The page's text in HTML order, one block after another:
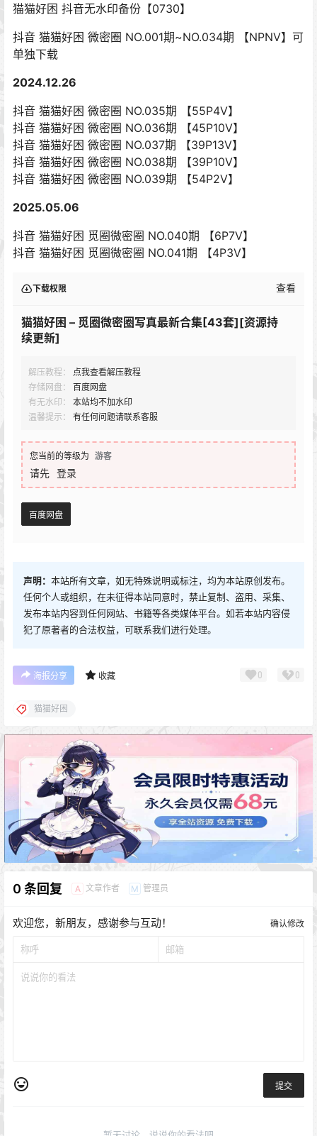
猫猫好困 抖音无水印备份【0730】
抖音 猫猫好困 微密圈 NO.001期~NO.034期 【NPNV】可
单独下载
2024.12.26
抖音 猫猫好困 微密圈 NO.035期 【55P4V】
抖音 猫猫好困 微密圈 NO.036期 【45P10V】
抖音 猫猫好困 微密圈 NO.037期 【39P13V】
抖音 猫猫好困 微密圈 NO.038期 【39P10V】
抖音 猫猫好困 微密圈 NO.039期 【54P2V】
2025.05.06
抖音 猫猫好困 觅圈微密圈 NO.040期 【6P7V】
抖音 猫猫好困 觅圈微密圈 NO.041期 【4P3V】
下载权限 查看
猫猫好困 – 觅圈微密圈写真最新合集[43套][资源持
续更新]
解压教程：
点我查看解压教程
存储网盘：
百度网盘
有无水印：
本站均不加水印
温馨提示：
有任何问题请联系客服
您当前的等级为 游客
请先 登录
百度网盘
声明： 本站所有文章，如无特殊说明或标注，均为本站原创发布。
任何个人或组织，在未征得本站同意时，禁止复制、盗用、采集、
发布本站内容到任何网站、书籍等各类媒体平台。如若本站内容侵
犯了原著者的合法权益，可联系我们进行处理。
海报分享 收藏 0 0
猫猫好困
0 条回复 A 文章作者 M 管理员
欢迎您，新朋友，感谢参与互动！ 确认修改
提交